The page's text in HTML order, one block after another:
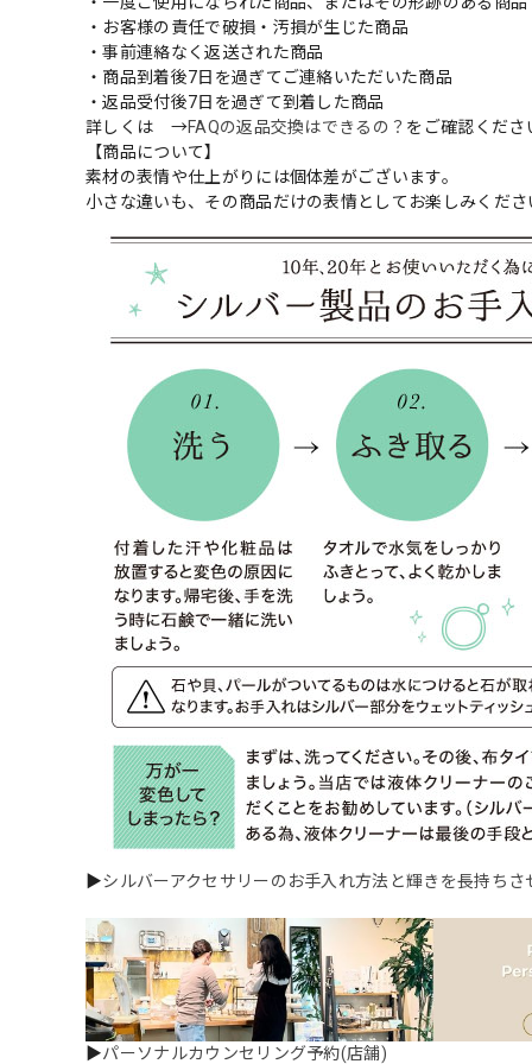
・お客様の責任で破損・汚損が生じた商品
・事前連絡なく返送された商品
・商品到着後7日を過ぎてご連絡いただいた商品
・返品受付後7日を過ぎて到着した商品
詳しくは →FAQの返品交換はできるの？ をご確認くださ
【商品について】
素材の表情や仕上がりには個体差がございます。
小さな違いも、その商品だけの表情としてお楽しみくださ
▶シルバーアクセサリーのお手入れ方法と輝きを長持ちさ
▶パーソナルカウンセリング予約(店舗)